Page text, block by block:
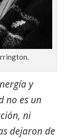
y
no es un
ni
dejaron de